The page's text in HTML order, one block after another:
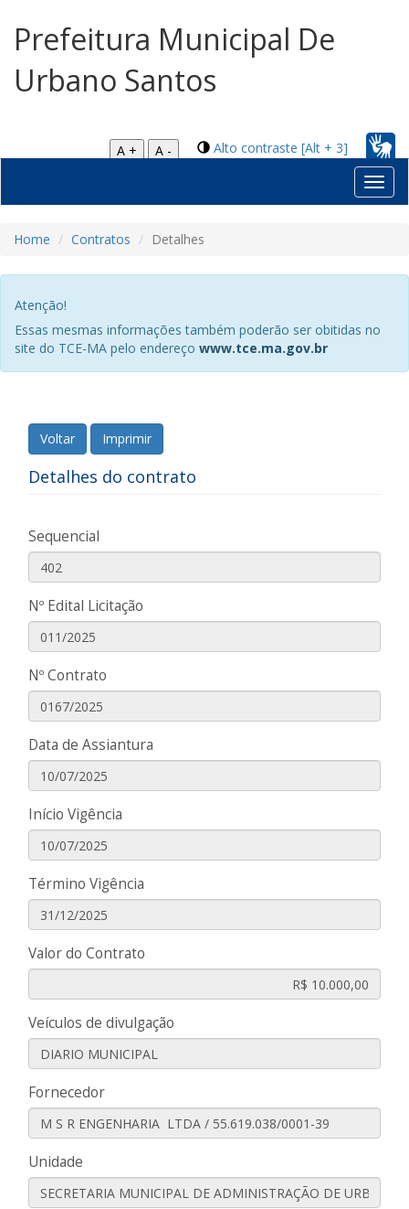
Prefeitura Municipal De
Urbano Santos
Alto contraste [Alt + 3]
A +
A -
Home Contratos Detalhes
Atenção!
Essas mesmas informações também poderão ser obitidas no
site do TCE-MA pelo endereço www.tce.ma.gov.br
Voltar Imprimir
Detalhes do contrato
Sequencial
Nº Edital Licitação
Nº Contrato
Data de Assiantura
Início Vigência
Término Vigência
Valor do Contrato
Veículos de divulgação
Fornecedor
Unidade